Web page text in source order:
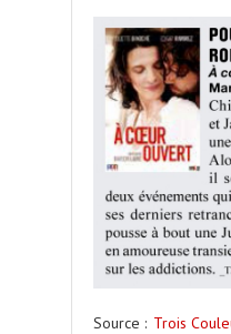
Source : Trois